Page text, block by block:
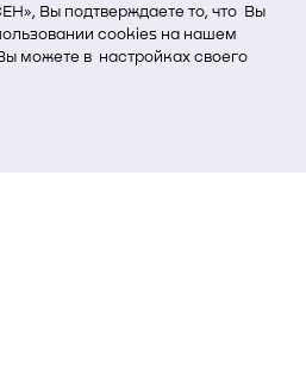
Вы подтверждаете то, что Вы
cookies на нашем
можете в настройках своего
предоставить Вам
которые сохраняются
о местоположении; ip-адрес;